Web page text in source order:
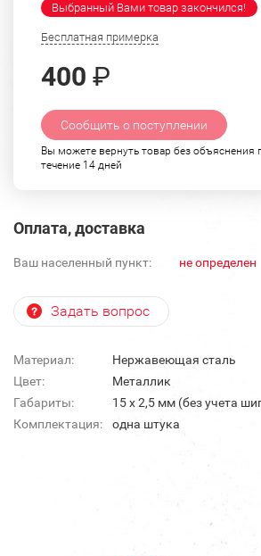
Выбранный Вами товар закончился!
Бесплатная примерка
400 ₽
Сообщить о поступлении
Вы можете вернуть товар без объяснения
течение 14 дней
Оплата, доставка
Ваш населенный пункт: не определен
Задать вопрос
Материал:
Нержавеющая сталь
Цвет:
Металлик
Габариты:
15 х 2,5 мм (без учета
Комплектация:
одна штука